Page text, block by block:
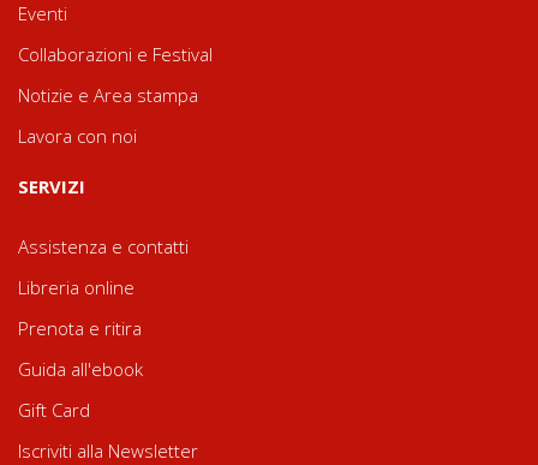
Eventi
Collaborazioni e Festival
Notizie e Area stampa
Lavora con noi
SERVIZI
Assistenza e contatti
Libreria online
Prenota e ritira
Guida all'ebook
Gift Card
Iscriviti alla Newsletter